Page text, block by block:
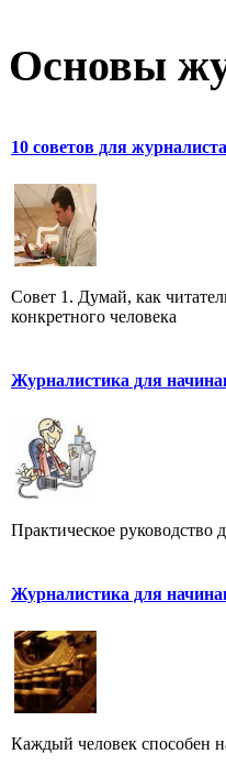
Основы
10 советов для журналиста
Совет 1. Думай, как
конкретного человека
Журналистика для
Практическое руководство
Журналистика для
Каждый человек способен